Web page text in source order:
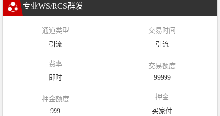
专业WS/RCS群发
通道类型
引流
交易时间
引流
费率
即时
交易额度
99999
押金额度
999
押金
买家付